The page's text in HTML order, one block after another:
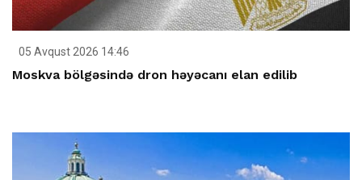
05 Avqust 2026 14:46
Moskva bölgəsində dron həyəcanı elan edilib